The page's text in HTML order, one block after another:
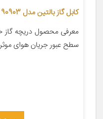
کابل گاز بالتین مدل 90903 مناسب برای تیبا
معرفی محصول دریچه گاز
سطح عبور جریان هوای